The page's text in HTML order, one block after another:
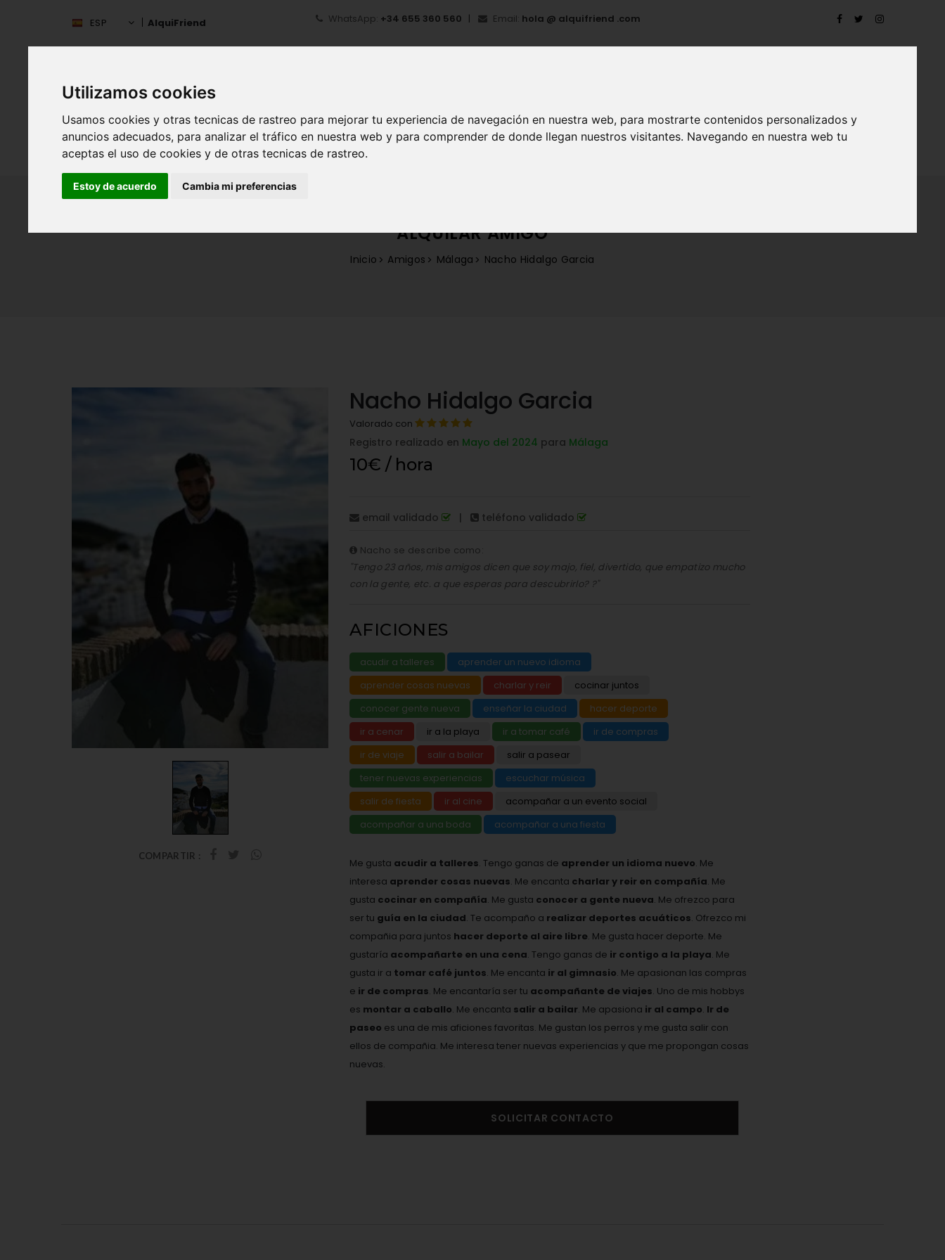
Utilizamos cookies
Usamos cookies y otras tecnicas de rastreo para mejorar tu experiencia de navegación en nuestra web, para mostrarte contenidos personalizados y
anuncios adecuados, para analizar el tráfico en nuestra web y para comprender de donde llegan nuestros visitantes. Navegando en nuestra web tu
aceptas el uso de cookies y de otras tecnicas de rastreo.
Estoy de acuerdo Cambia mi preferencias
ESP AlquiFriend WhatsApp: +34 655 360 560 Email: hola @ alquifriend .com
ESPAÑA INICIO ¿QUÉ ES ALQUIFRIEND?
ALQUILAR AMIGO
Inicio Amigos Málaga Nacho Hidalgo Garcia
COMPARTIR :
Nacho Hidalgo Garcia
Valorado con
Registro realizado en Mayo del 2024 para Málaga
10€ / hora
email validado | teléfono validado
Nacho se describe como:
"Tengo 23 años, mis amigos dicen que soy majo, fiel, divertido, que empatizo mucho
con la gente, etc. a que esperas para descubrirlo? ?"
AFICIONES
acudir a talleres
aprender un nuevo idioma
aprender cosas nuevas
charlar y reir
cocinar juntos
conocer gente nueva
enseñar la ciudad
hacer deporte
ir a cenar
ir a la playa ir a tomar café
ir de compras
ir de viaje
salir a bailar
salir a pasear
tener nuevas experiencias
escuchar música
salir de fiesta
ir al cine
acompañar a un evento social
acompañar a una boda
acompañar a una fiesta
Me gusta acudir a talleres. Tengo ganas de aprender un idioma nuevo. Me
interesa aprender cosas nuevas. Me encanta charlar y reir en compañía. Me
gusta cocinar en compañía. Me gusta conocer a gente nueva. Me ofrezco para
ser tu guía en la ciudad. Te acompaño a realizar deportes acuáticos. Ofrezco mi
compañia para juntos hacer deporte al aire libre. Me gusta hacer deporte. Me
gustaría acompañarte en una cena. Tengo ganas de ir contigo a la playa. Me
gusta ir a tomar café juntos. Me encanta ir al gimnasio. Me apasionan las compras
e ir de compras. Me encantaría ser tu acompañante de viajes. Uno de mis hobbys
es montar a caballo. Me encanta salir a bailar. Me apasiona ir al campo. Ir de
paseo es una de mis aficiones favoritas. Me gustan los perros y me gusta salir con
ellos de compañia. Me interesa tener nuevas experiencias y que me propongan cosas
nuevas.
SOLICITAR CONTACTO